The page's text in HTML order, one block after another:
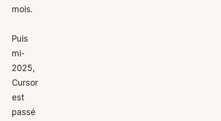
mois.
Puis
mi-
2025,
Cursor
est
passé